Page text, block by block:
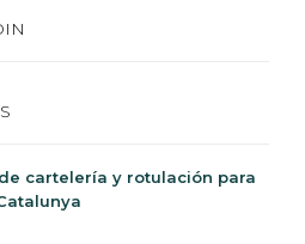
cartelería y rotulación para